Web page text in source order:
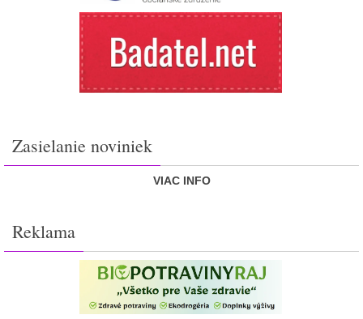
Zasielanie noviniek
VIAC INFO
Reklama